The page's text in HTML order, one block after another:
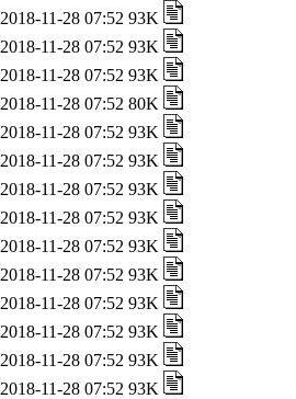
2018-11-28 07:52 93K
2018-11-28 07:52 93K
2018-11-28 07:52 93K
2018-11-28 07:52 80K
2018-11-28 07:52 93K
2018-11-28 07:52 93K
2018-11-28 07:52 93K
2018-11-28 07:52 93K
2018-11-28 07:52 93K
2018-11-28 07:52 93K
2018-11-28 07:52 93K
2018-11-28 07:52 93K
2018-11-28 07:52 93K
2018-11-28 07:52 93K